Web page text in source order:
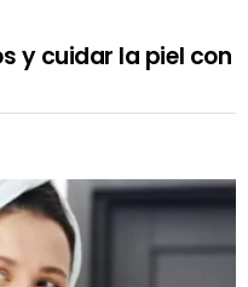
y cuidar la piel con